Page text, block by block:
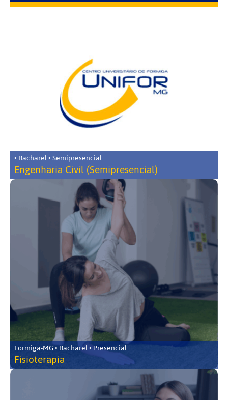
• Bacharel • Semipresencial
Engenharia Civil (Semipresencial)
Formiga-MG • Bacharel • Presencial
Fisioterapia